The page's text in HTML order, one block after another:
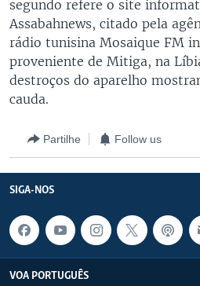
segundo refere o site
Assabahnews, citado pela
rádio tunisina Mosaique FM
proveniente de Mitiga, na
destroços do aparelho
cauda.
Partilhe Follow us
SIGA-NOS
VOA PORTUGUÊS